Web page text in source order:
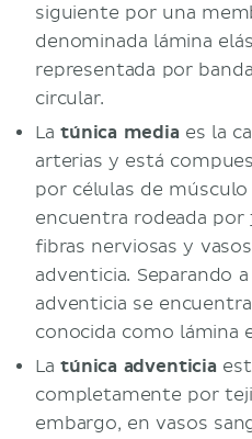
siguiente por una
denominada lámina
representada por
circular.
Latúnica media es la
arterias y está
por células de músculo
encuentra rodeada por
fibras nerviosas y
adventicia. Separando
adventicia se
conocida como lámina
Latúnica adventicia
completamente por
embargo, en vasos